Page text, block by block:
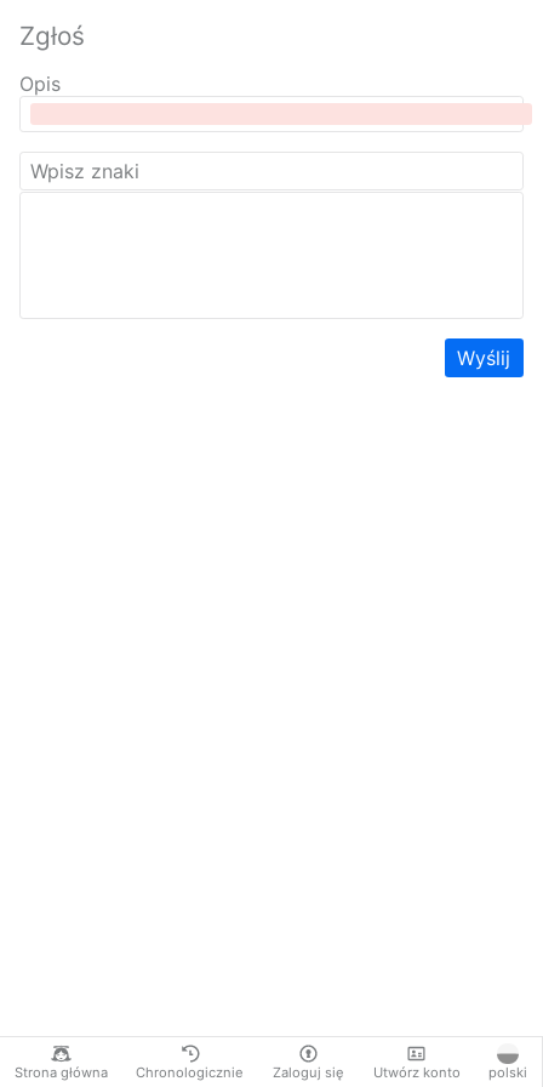
Strona główna Chronologicznie Zaloguj się Utwórz konto polski
Zgłoś
Opis
Wyślij